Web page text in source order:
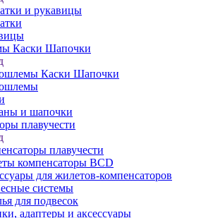
и рукавицы
Каски Шапочки
Каски Шапочки
и шапочки
плавучести
плавучести
компенсаторы BCD
для жилетов-компенсаторов
системы
для подвесок
адаптеры и аксессуары